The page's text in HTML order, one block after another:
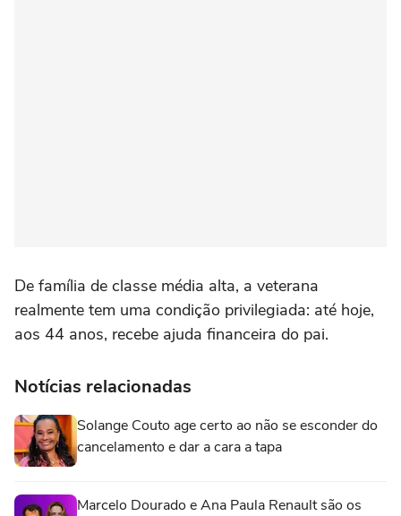
De família de classe média alta, a veterana
realmente tem uma condição privilegiada: até hoje,
aos 44 anos, recebe ajuda financeira do pai.
Notícias relacionadas
Solange Couto age certo ao não se esconder do
cancelamento e dar a cara a tapa
Marcelo Dourado e Ana Paula Renault são os